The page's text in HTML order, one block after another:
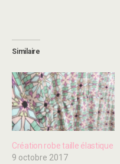
Similaire
Création robe taille élastique
9 octobre 2017